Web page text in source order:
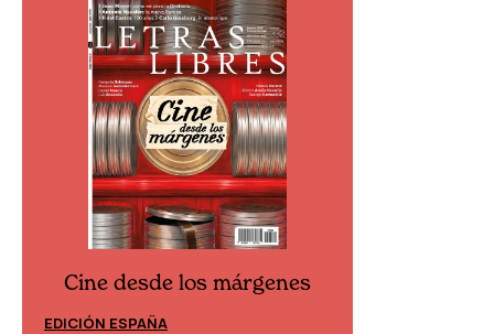
Cine desde los márgenes
EDICIÓN ESPAÑA